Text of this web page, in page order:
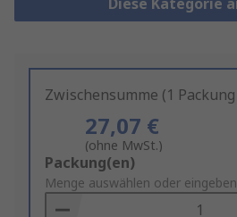
Diese Kategorie
Zwischensumme (1
27,07 €
(ohne MwSt.)
Add
to
Basket
Packung(en)
Menge auswählen oder eingeben